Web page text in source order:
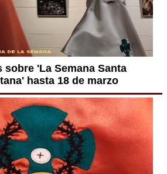
sobre 'La Semana Santa
hasta 18 de marzo